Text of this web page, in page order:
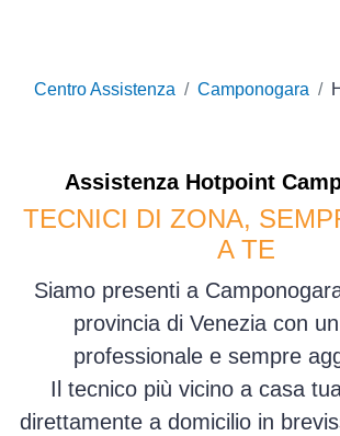
Centro Assistenza Camponogara
Assistenza Hotpoint
TECNICI DI ZONA,
A TE
Siamo presenti a
provincia di Venezia con
professionale e sempre
Il tecnico più vicino a casa
direttamente a domicilio in